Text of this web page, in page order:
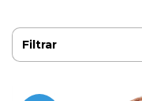
Filtrar